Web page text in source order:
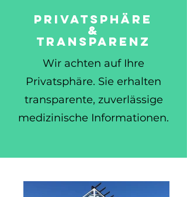
PRIVATSPHÄRE
&
TRANSPARENZ
Wir achten auf Ihre
Privatsphäre. Sie erhalten
transparente, zuverlässige
medizinische Informationen.